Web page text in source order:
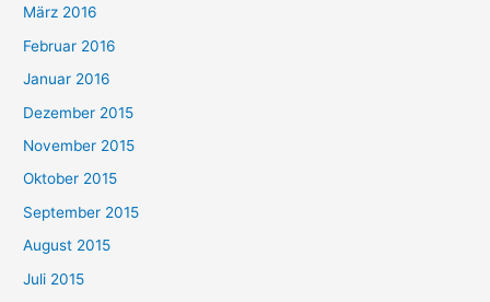
März 2016
Februar 2016
Januar 2016
Dezember 2015
November 2015
Oktober 2015
September 2015
August 2015
Juli 2015